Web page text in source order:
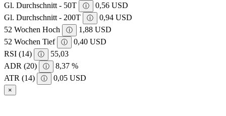
Gl. Durchschnitt - 50T
ⓘ
0,56 USD
Gl. Durchschnitt - 200T
ⓘ
0,94 USD
52 Wochen Hoch
ⓘ
1,88 USD
52 Wochen Tief
ⓘ
0,40 USD
RSI (14)
ⓘ
55,03
ADR (20)
ⓘ
8,37 %
ATR (14)
ⓘ 0,05 USD
×